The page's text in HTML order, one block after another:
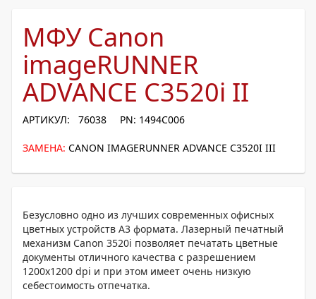
МФУ Canon
imageRUNNER
ADVANCE C3520i II
АРТИКУЛ: 76038 PN: 1494C006
ЗАМЕНА: CANON IMAGERUNNER ADVANCE C3520I III
Безусловно одно из лучших современных офисных
цветных устройств А3 формата. Лазерный печатный
механизм Canon 3520i позволяет печатать цветные
документы отличного качества с разрешением
1200x1200 dpi и при этом имеет очень низкую
себестоимость отпечатка.